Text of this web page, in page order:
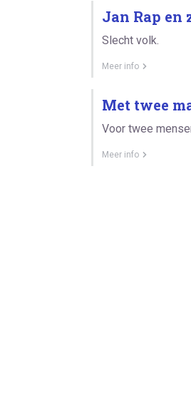
Jan Rap en
Slecht volk.
Meer info
Met twee
Voor twee
Meer info